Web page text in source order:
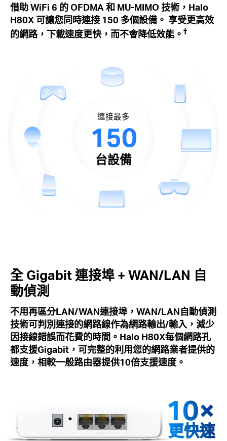
借助 WiFi 6 的 OFDMA 和 MU-MIMO 技術，Halo
H80X 可讓您同時連接 150 多個設備。 享受更高效
的網路，下載速度更快，而不會降低效能。 †
連接最多
150
台設備
全 Gigabit 連接埠 + WAN/LAN 自
動偵測
不用再區分LAN/WAN連接埠，WAN/LAN自動偵測
技術可判別連接的網路線作為網路輸出/輸入，減少
因接線錯誤而花費的時間。Halo H80X每個網路孔
都支援Gigabit，可完整的利用您的網路業者提供的
速度，相較一般路由器提供10倍支援速度。
更快速